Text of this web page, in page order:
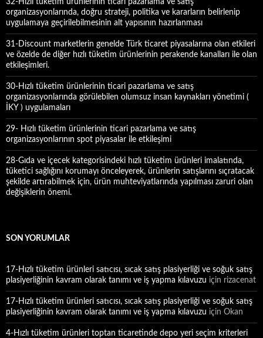
32-Hızlı tüketim ürünlerinin ticari pazarlama ve satış
organizasyonlarında, doğru strateji, politika ve kararların belirlenip
uygulamaya geçirilebilmesinin alt yapısının hazırlanması
31-Discount marketlerin genelde Türk ticaret piyasalarına olan etkileri
ve özelde de diğer hızlı tüketim ürünlerinin perakende kanalları ile olan
etkileşimleri.
30-Hızlı tüketim ürünlerinin ticari pazarlama ve satış
organizasyonlarında görülebilen olumsuz insan kaynakları yönetimi (
İKY ) uygulamaları
29- Hızlı tüketim ürünlerinin ticari pazarlama ve satış
organizasyonlarının spot piyasalar ile etkileşimi
28-Gıda ve içecek kategorisindeki hızlı tüketim ürünleri imalatında,
tüketici sağlığını korumayı önceleyerek, ürünlerin satışlarını sıçratacak
şekilde artırabilmek için, ürün muhteviyatlarında yapılması zaruri olan
değişiklerin önemi.
SON YORUMLAR
17-Hızlı tüketim ürünleri satıcısı, sıcak satış plasiyerliği ve soğuk satış
plasiyerliğinin kavram olarak tanımı ve iş yapma kılavuzu için rizacenat
17-Hızlı tüketim ürünleri satıcısı, sıcak satış plasiyerliği ve soğuk satış
plasiyerliğinin kavram olarak tanımı ve iş yapma kılavuzu için Okan
4-Hızlı tüketim ürünleri toptan ticaretinde depo yeri seçim kriterleri